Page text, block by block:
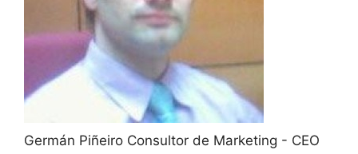
Germán Piñeiro Consultor de Marketing - CEO